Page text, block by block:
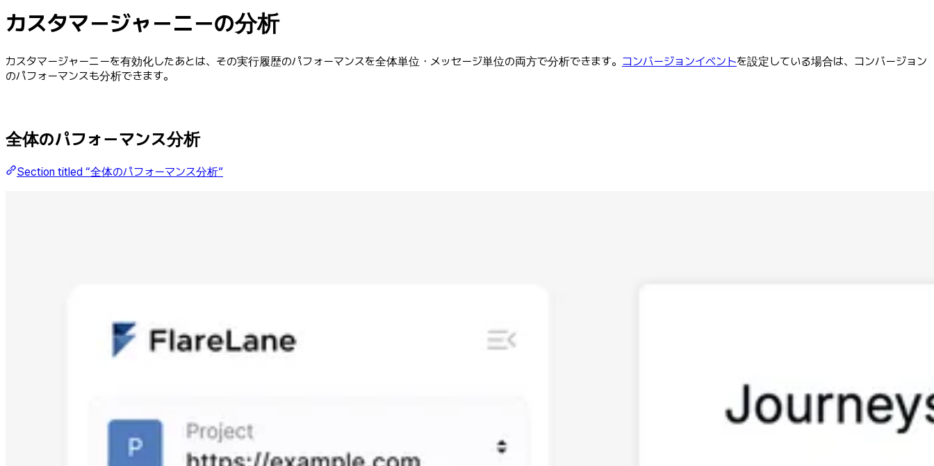
カスタマージャーニーの分析
カスタマージャーニーを有効化したあとは、その実行履歴のパフォーマンスを全体単位・メッセージ単位の両方で分析できます。 コンバージョンイベントを設定している場合は、コンバージョン
のパフォーマンスも分析できます。
全体のパフォーマンス分析
Section titled “全体のパフォーマンス分析”